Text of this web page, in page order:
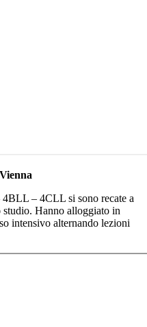
– 4CLL si sono recate a
Hanno alloggiato in
intensivo alternando lezioni